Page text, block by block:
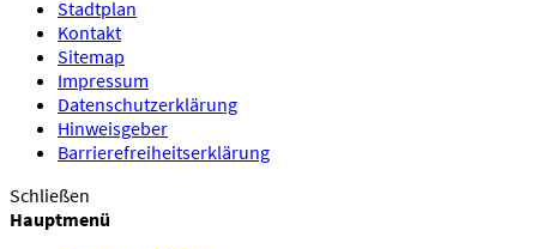
Stadtplan
Kontakt
Sitemap
Impressum
Datenschutzerklärung
Hinweisgeber
Barrierefreiheitserklärung
Schließen
Hauptmenü